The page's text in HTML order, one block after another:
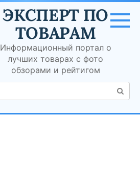
ЭКСПЕРТ ПО
ТОВАРАМ
Информационный портал о
лучших товарах с фото
обзорами и рейтигом